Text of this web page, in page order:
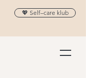
💖 Self–care klub